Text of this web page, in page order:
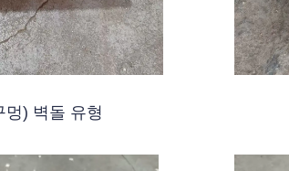
멍) 벽돌 유형